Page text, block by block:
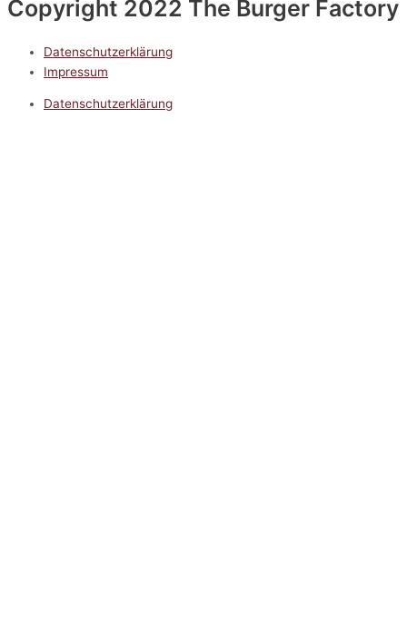
Copyright 2022 The Burger Factory
Datenschutzerklärung
Impressum
Datenschutzerklärung